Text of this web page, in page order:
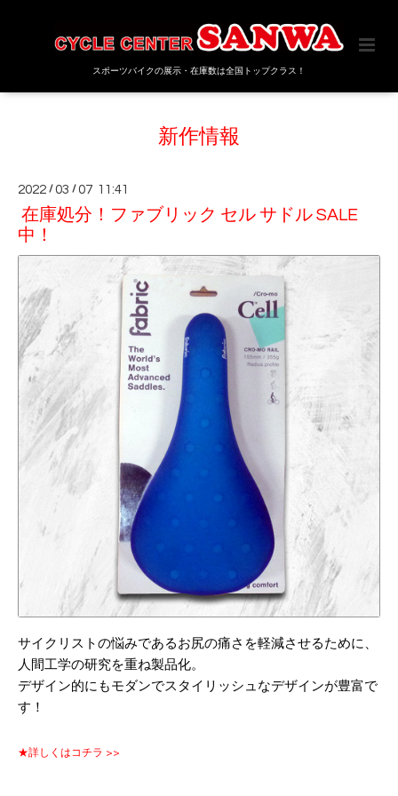
スポーツバイクの展示・在庫数は全国トップクラス！
新作情報
2022 /03 /07 11:41
在庫処分！ファブリック セル サドル SALE
中！
サイクリストの悩みであるお尻の痛さを軽減させるために、
人間工学の研究を重ね製品化。
デザイン的にもモダンでスタイリッシュなデザインが豊富で
す！
★詳しくはコチラ >>